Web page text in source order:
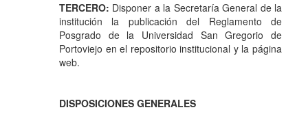
TERCERO: Disponer a la Secretaría General de la
institución la publicación del Reglamento de
Posgrado de la Universidad San Gregorio de
Portoviejo en el repositorio institucional y la página
web.
DISPOSICIONES GENERALES